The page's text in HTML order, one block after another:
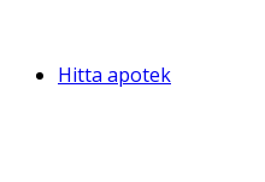
Hitta apotek